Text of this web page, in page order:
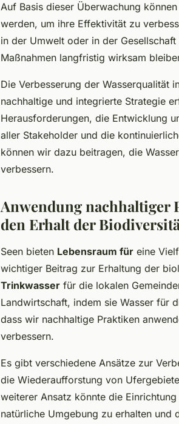
Auf Basis dieser Überwachung
werden, um ihre Effektivität zu
in der Umwelt oder in der
Maßnahmen langfristig wirksam
Die Verbesserung der Wasserqualität
nachhaltige und integrierte Strategie
Herausforderungen, die Entwicklung
aller Stakeholder und die
können wir dazu beitragen, die
verbessern.
Anwendung nachhaltiger
den Erhalt der
Seen bieten Lebensraum für eine
wichtiger Beitrag zur Erhaltung der
Trinkwasser für die lokalen
Landwirtschaft, indem sie Wasser für
dass wir nachhaltige Praktiken
verbessern.
Es gibt verschiedene Ansätze zur
die Wiederaufforstung von
weiterer Ansatz könnte die
natürliche Umgebung zu erhalten und